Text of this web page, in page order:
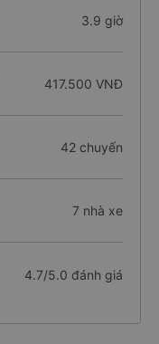
3.9 giờ
417.500 VNĐ
42 chuyến
7 nhà xe
4.7/5.0 đánh giá